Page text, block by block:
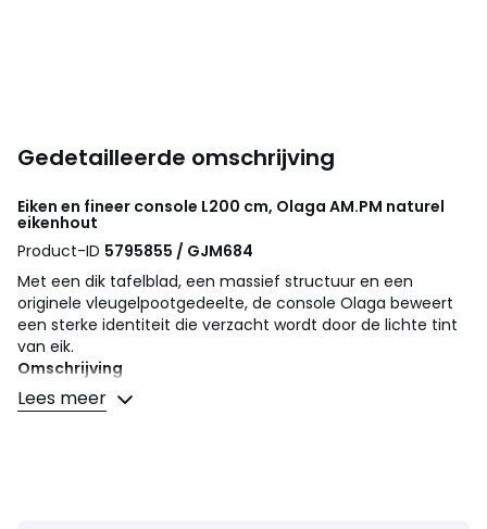
Gedetailleerde omschrijving
Eiken en fineer console L200 cm, Olaga AM.PM naturel
eikenhout
Product-ID 5795855 / GJM684
Met een dik tafelblad, een massief structuur en een
originele vleugelpootgedeelte, de console Olaga beweert
een sterke identiteit die verzacht wordt door de lichte tint
van eik.
Omschrijving
• Bovenblad en poten in met nitrocellulose afgewerkt
massief eikenhout
Lees meer